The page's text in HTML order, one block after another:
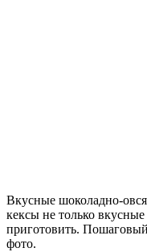
Вкусные шоколадно-
кексы не только
приготовить.
фото.